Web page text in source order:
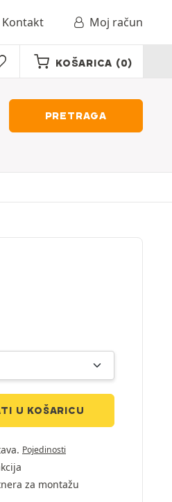
Kontakt Moj račun
KOŠARICA (0)
PRETRAGA
U KOŠARICU
Pojedinosti
za montažu